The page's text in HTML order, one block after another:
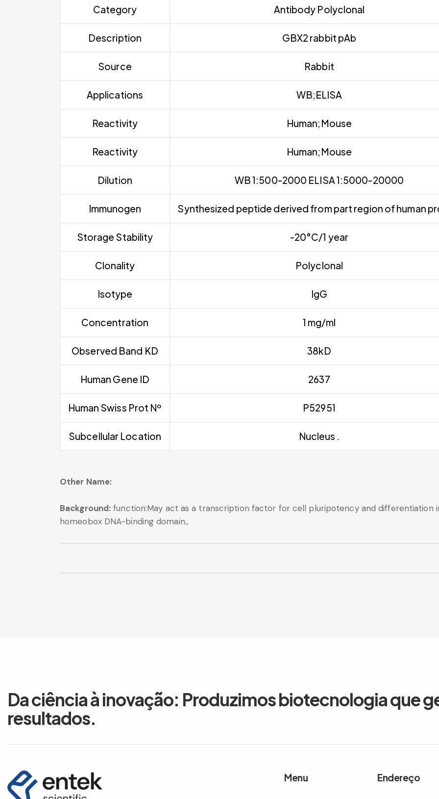
Category Antibody Polyclonal
Description GBX2 rabbit pAb
Source Rabbit
Applications WB;ELISA
Reactivity Human;Mouse
Reactivity Human;Mouse
Dilution WB 1:500-2000 ELISA 1:5000-20000
Immunogen Synthesized peptide derived from part region of human
Storage Stability -20°C/1 year
Clonality Polyclonal
Isotype IgG
Concentration 1 mg/ml
Observed Band KD 38kD
Human Gene ID 2637
Human Swiss Prot Nº P52951
Subcellular Location Nucleus .
Other Name:
Background: function:May act as a transcription factor for cell pluripotency and differentiation
homeobox DNA-binding domain.,
Da ciência à inovação: Produzimos biotecnologia que
resultados.
Menu Endereço